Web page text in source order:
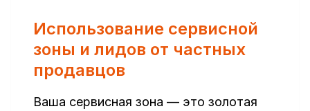
Использование сервисной
зоны и лидов от частных
продавцов
Ваша сервисная зона — это золотая